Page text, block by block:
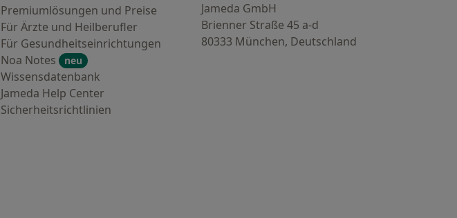
Premiumlösungen und Preise
Für Ärzte und Heilberufler
Für Gesundheitseinrichtungen
Noa Notes
neu
Wissensdatenbank
Jameda Help Center
Sicherheitsrichtlinien
Jameda GmbH
Brienner Straße 45 a-d
80333 München, Deutschland